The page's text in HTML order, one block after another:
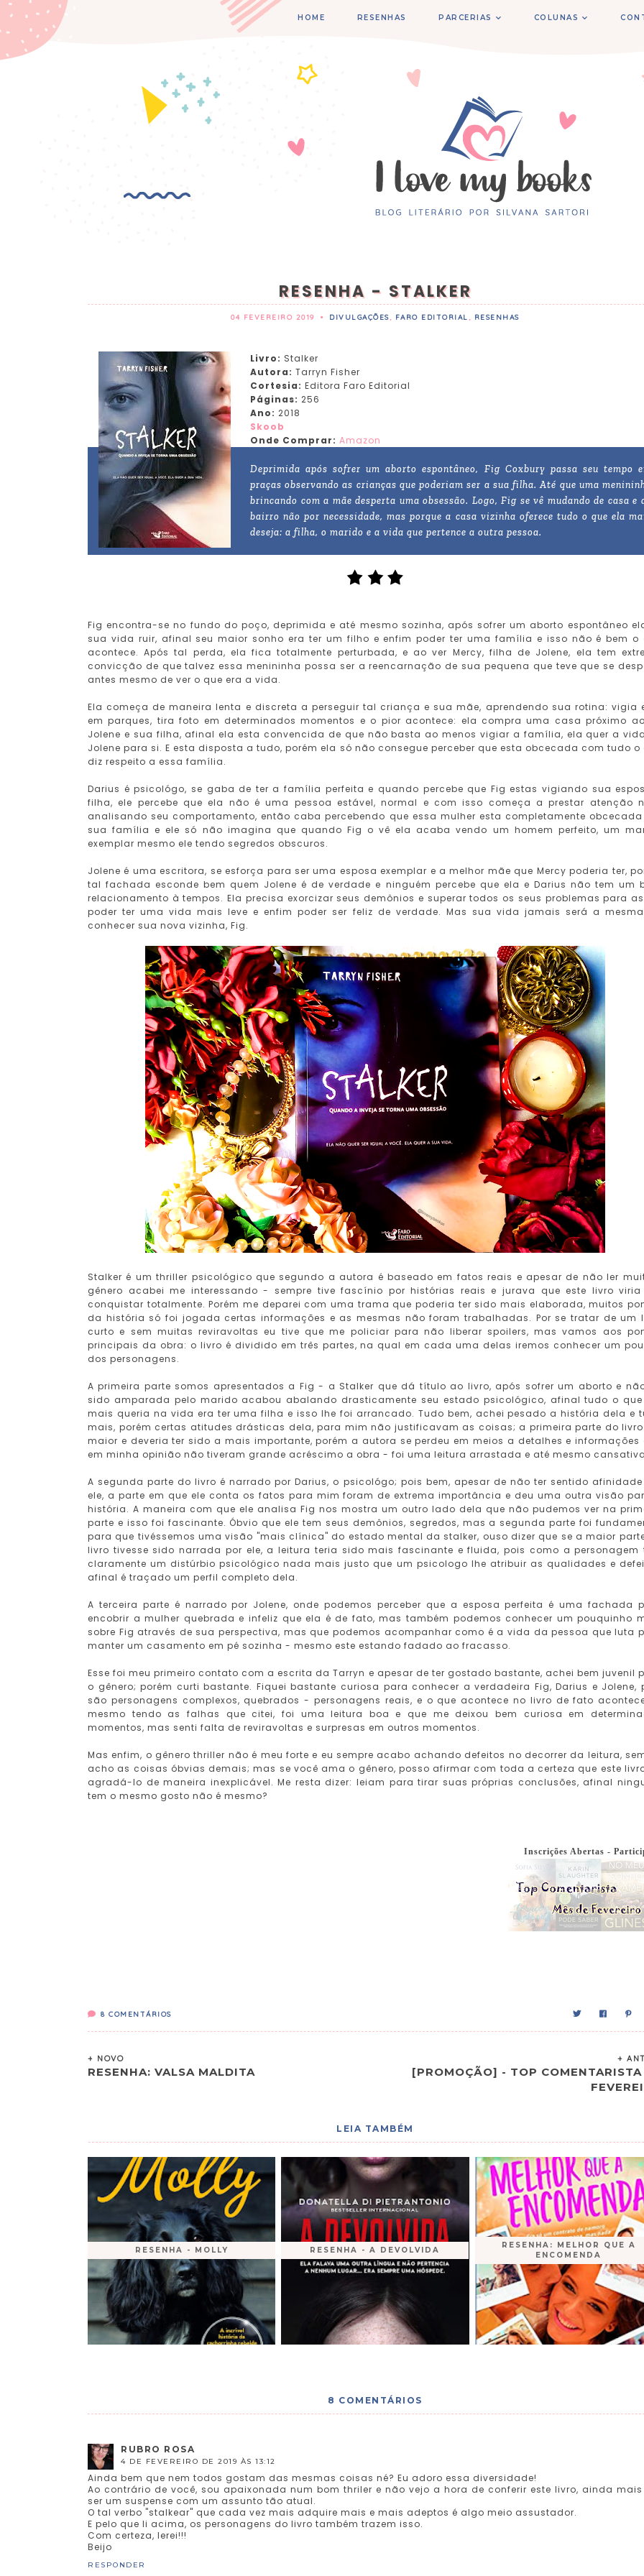
HOME RESENHAS PARCERIAS COLUNAS
RESENHA - STALKER
04 FEVEREIRO 2019 • DIVULGAÇÕES FARO EDITORIAL RESENHAS
Livro: Stalker
Autora: Tarryn Fisher
Cortesia: Editora Faro Editorial
Páginas: 256
Ano: 2018
Skoob
Onde Comprar: Amazon
Deprimida após sofrer um aborto espontâneo, Fig Coxbury passa seu tempo
praças observando as crianças que poderiam ser a sua filha. Até que uma
brincando com a mãe desperta uma obsessão. Logo, Fig se vê mudando de casa e
bairro não por necessidade, mas porque a casa vizinha oferece tudo o que ela
deseja: a filha, o marido e a vida que pertence a outra pessoa.
Fig encontra-se no fundo do poço, deprimida e até mesmo sozinha, após sofrer um aborto espontâneo
sua vida ruir, afinal seu maior sonho era ter um filho e enfim poder ter uma família e isso não é bem o
acontece. Após tal perda, ela fica totalmente perturbada, e ao ver Mercy, filha de Jolene, ela tem
convicção de que talvez essa menininha possa ser a reencarnação de sua pequena que teve que se
antes mesmo de ver o que era a vida.
Ela começa de maneira lenta e discreta a perseguir tal criança e sua mãe, aprendendo sua rotina: vigia
em parques, tira foto em determinados momentos e o pior acontece: ela compra uma casa próximo
Jolene e sua filha, afinal ela esta convencida de que não basta ao menos vigiar a família, ela quer a
Jolene para si. E esta disposta a tudo, porém ela só não consegue perceber que esta obcecada com tudo o
diz respeito a essa família.
Darius é psicológo, se gaba de ter a família perfeita e quando percebe que Fig estas vigiando sua
filha, ele percebe que ela não é uma pessoa estável, normal e com isso começa a prestar atenção
analisando seu comportamento, então caba percebendo que essa mulher esta completamente
sua família e ele só não imagina que quando Fig o vê ela acaba vendo um homem perfeito, um
exemplar mesmo ele tendo segredos obscuros.
Jolene é uma escritora, se esforça para ser uma esposa exemplar e a melhor mãe que Mercy poderia ter,
tal fachada esconde bem quem Jolene é de verdade e ninguém percebe que ela e Darius não tem um
relacionamento à tempos. Ela precisa exorcizar seus demônios e superar todos os seus problemas para
poder ter uma vida mais leve e enfim poder ser feliz de verdade. Mas sua vida jamais será a
conhecer sua nova vizinha, Fig.
Stalker é um thriller psicológico que segundo a autora é baseado em fatos reais e apesar de não ler
gênero acabei me interessando - sempre tive fascínio por histórias reais e jurava que este livro
conquistar totalmente. Porém me deparei com uma trama que poderia ter sido mais elaborada, muitos
da história só foi jogada certas informações e as mesmas não foram trabalhadas. Por se tratar de um
curto e sem muitas reviravoltas eu tive que me policiar para não liberar spoilers, mas vamos aos
principais da obra: o livro é dividido em três partes, na qual em cada uma delas iremos conhecer um
dos personagens.
A primeira parte somos apresentados a Fig - a Stalker que dá título ao livro, após sofrer um aborto e
sido amparada pelo marido acabou abalando drasticamente seu estado psicológico, afinal tudo o
mais queria na vida era ter uma filha e isso lhe foi arrancado. Tudo bem, achei pesado a história dela e
mais, porém certas atitudes drásticas dela, para mim não justificavam as coisas; a primeira parte do
maior e deveria ter sido a mais importante, porém a autora se perdeu em meios a detalhes e informações
em minha opinião não tiveram grande acréscimo a obra - foi uma leitura arrastada e até mesmo
A segunda parte do livro é narrado por Darius, o psicológo; pois bem, apesar de não ter sentido
ele, a parte em que ele conta os fatos para mim foram de extrema importância e deu uma outra visão
história. A maneira com que ele analisa Fig nos mostra um outro lado dela que não pudemos ver na
parte e isso foi fascinante. Óbvio que ele tem seus demônios, segredos, mas a segunda parte foi
para que tivéssemos uma visão "mais clínica" do estado mental da stalker, ouso dizer que se a maior
livro tivesse sido narrada por ele, a leitura teria sido mais fascinante e fluida, pois como a personagem
claramente um distúrbio psicológico nada mais justo que um psicologo lhe atribuir as qualidades e
afinal é traçado um perfil completo dela.
A terceira parte é narrado por Jolene, onde podemos perceber que a esposa perfeita é uma fachada
encobrir a mulher quebrada e infeliz que ela é de fato, mas também podemos conhecer um pouquinho
sobre Fig através de sua perspectiva, mas que podemos acompanhar como é a vida da pessoa que luta
manter um casamento em pé sozinha - mesmo este estando fadado ao fracasso.
Esse foi meu primeiro contato com a escrita da Tarryn e apesar de ter gostado bastante, achei bem juvenil
o gênero; porém curti bastante. Fiquei bastante curiosa para conhecer a verdadeira Fig, Darius e Jolene,
são personagens complexos, quebrados - personagens reais, e o que acontece no livro de fato
mesmo tendo as falhas que citei, foi uma leitura boa e que me deixou bem curiosa em
momentos, mas senti falta de reviravoltas e surpresas em outros momentos.
Mas enfim, o gênero thriller não é meu forte e eu sempre acabo achando defeitos no decorrer da leitura,
acho as coisas óbvias demais; mas se você ama o gênero, posso afirmar com toda a certeza que este
agradá-lo de maneira inexplicável. Me resta dizer: leiam para tirar suas próprias conclusões, afinal
tem o mesmo gosto não é mesmo?
Inscrições Abertas -
8 COMENTÁRIOS
+ NOVO
RESENHA: VALSA MALDITA
+
[PROMOÇÃO] - TOP COMENTARISTA
LEIA TAMBÉM
RESENHA - MOLLY RESENHA - A DEVOLVIDA
RESENHA: MELHOR QUE A
ENCOMENDA
8 COMENTÁRIOS
RUBRO ROSA
4 DE FEVEREIRO DE 2019 ÀS 13:12
Ainda bem que nem todos gostam das mesmas coisas né? Eu adoro essa diversidade!
Ao contrário de você, sou apaixonada num bom thriler e não vejo a hora de conferir este livro, ainda
ser um suspense com um assunto tão atual.
O tal verbo "stalkear" que cada vez mais adquire mais e mais adeptos é algo meio assustador.
E pelo que li acima, os personagens do livro também trazem isso.
Com certeza, lerei!!!
Beijo
RESPONDER